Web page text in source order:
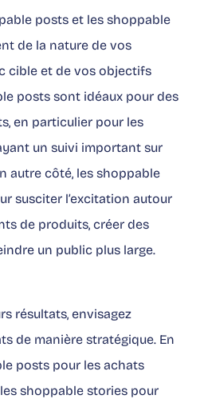
posts et les shoppable
de la nature de vos
cible et de vos objectifs
posts sont idéaux pour des
en particulier pour les
un suivi important sur
autre côté, les shoppable
susciter l’excitation autour
de produits, créer des
un public plus large.
résultats, envisagez
de manière stratégique. En
posts pour les achats
shoppable stories pour